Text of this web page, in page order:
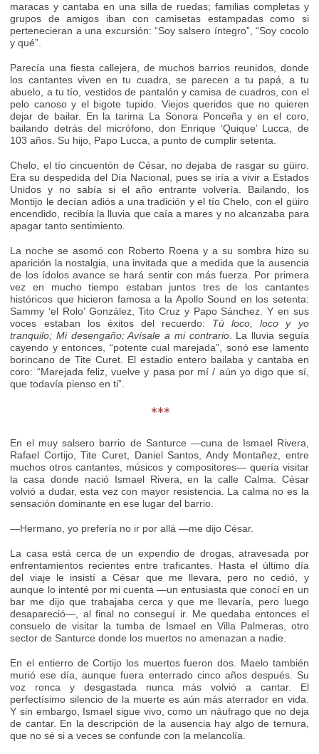
maracas y cantaba en una silla de ruedas; familias completas y
grupos de amigos iban con camisetas estampadas como si
pertenecieran a una excursión: “Soy salsero íntegro”, “Soy cocolo
y qué”.
Parecía una fiesta callejera, de muchos barrios reunidos, donde
los cantantes viven en tu cuadra, se parecen a tu papá, a tu
abuelo, a tu tío, vestidos de pantalón y camisa de cuadros, con el
pelo canoso y el bigote tupido. Viejos queridos que no quieren
dejar de bailar. En la tarima La Sonora Ponceña y en el coro,
bailando detrás del micrófono, don Enrique ‘Quique’ Lucca, de
103 años. Su hijo, Papo Lucca, a punto de cumplir setenta.
Chelo, el tío cincuentón de César, no dejaba de rasgar su güiro.
Era su despedida del Día Nacional, pues se iría a vivir a Estados
Unidos y no sabía si el año entrante volvería. Bailando, los
Montijo le decían adiós a una tradición y el tío Chelo, con el güiro
encendido, recibía la lluvia que caía a mares y no alcanzaba para
apagar tanto sentimiento.
La noche se asomó con Roberto Roena y a su sombra hizo su
aparición la nostalgia, una invitada que a medida que la ausencia
de los ídolos avance se hará sentir con más fuerza. Por primera
vez en mucho tiempo estaban juntos tres de los cantantes
históricos que hicieron famosa a la Apollo Sound en los setenta:
Sammy ‘el Rolo’ González, Tito Cruz y Papo Sánchez. Y en sus
voces estaban los éxitos del recuerdo: Tú loco, loco y yo
tranquilo; Mi desengaño; Avísale a mi contrario. La lluvia seguía
cayendo y entonces, “potente cual marejada”, sonó ese lamento
borincano de Tite Curet. El estadio entero bailaba y cantaba en
coro: “Marejada feliz, vuelve y pasa por mí / aún yo digo que sí,
que todavía pienso en ti”.
***
En el muy salsero barrio de Santurce —cuna de Ismael Rivera,
Rafael Cortijo, Tite Curet, Daniel Santos, Andy Montañez, entre
muchos otros cantantes, músicos y compositores— quería visitar
la casa donde nació Ismael Rivera, en la calle Calma. César
volvió a dudar, esta vez con mayor resistencia. La calma no es la
sensación dominante en ese lugar del barrio.
—Hermano, yo prefería no ir por allá —me dijo César.
La casa está cerca de un expendio de drogas, atravesada por
enfrentamientos recientes entre traficantes. Hasta el último día
del viaje le insistí a César que me llevara, pero no cedió, y
aunque lo intenté por mi cuenta —un entusiasta que conocí en un
bar me dijo que trabajaba cerca y que me llevaría, pero luego
desapareció—, al final no conseguí ir. Me quedaba entonces el
consuelo de visitar la tumba de Ismael en Villa Palmeras, otro
sector de Santurce donde los muertos no amenazan a nadie.
En el entierro de Cortijo los muertos fueron dos. Maelo también
murió ese día, aunque fuera enterrado cinco años después. Su
voz ronca y desgastada nunca más volvió a cantar. El
perfectísimo silencio de la muerte es aún más aterrador en vida.
Y sin embargo, Ismael sigue vivo, como un náufrago que no deja
de cantar. En la descripción de la ausencia hay algo de ternura,
que no sé si a veces se confunde con la melancolía.